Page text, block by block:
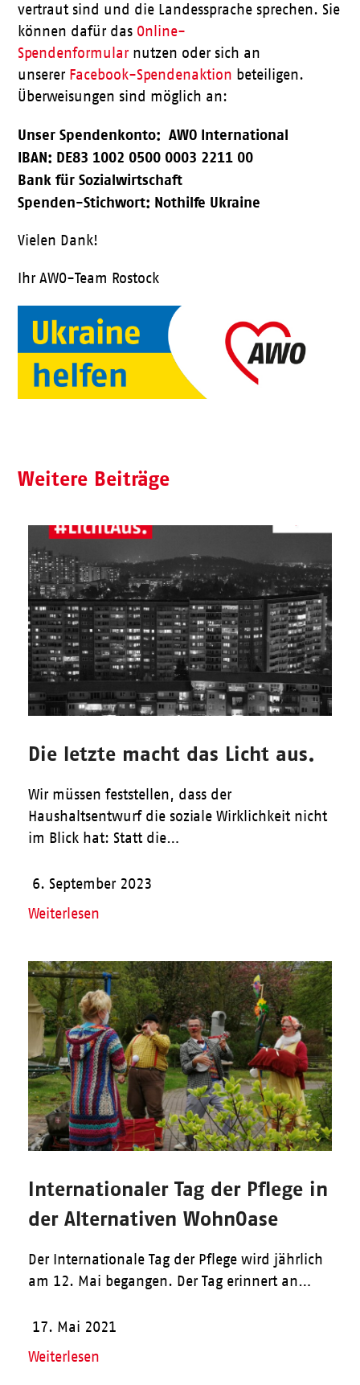
vertraut sind und die Landessprache sprechen. Sie
können dafür das Online-
Spendenformular nutzen oder sich an
unserer Facebook-Spendenaktion beteiligen.
Überweisungen sind möglich an:
Unser Spendenkonto: AWO International
IBAN: DE83 1002 0500 0003 2211 00
Bank für Sozialwirtschaft
Spenden-Stichwort: Nothilfe Ukraine
Vielen Dank!
Ihr AWO-Team Rostock
Weitere Beiträge
Die letzte macht das Licht aus.
Wir müssen feststellen, dass der
Haushaltsentwurf die soziale Wirklichkeit nicht
im Blick hat: Statt die…
6. September 2023
Weiterlesen
Internationaler Tag der Pflege in
der Alternativen WohnOase
Der Internationale Tag der Pflege wird jährlich
am 12. Mai begangen. Der Tag erinnert an…
17. Mai 2021
Weiterlesen